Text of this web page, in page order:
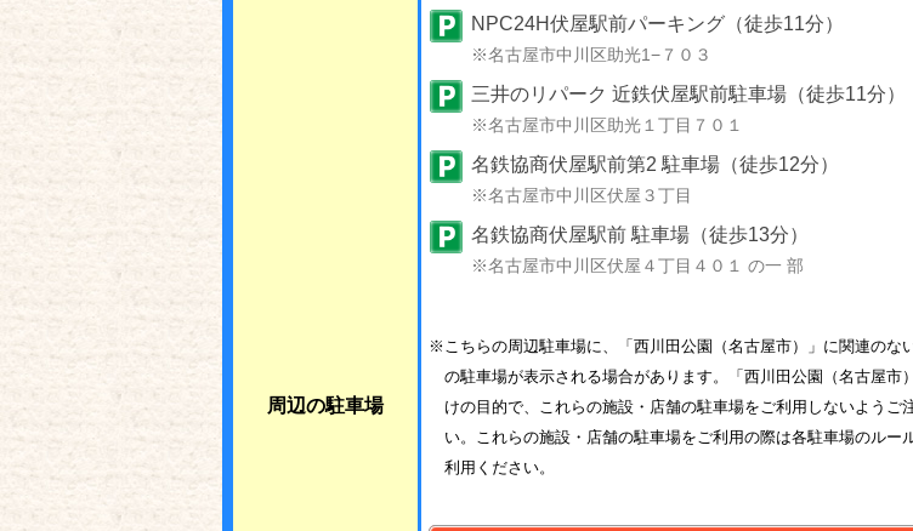
周辺の駐車場
NPC24H伏屋駅前パーキング（徒歩11分）
※名古屋市中川区助光1−７０３
三井のリパーク 近鉄伏屋駅前駐車場（徒歩11分）
※名古屋市中川区助光１丁目７０１
名鉄協商伏屋駅前第2 駐車場（徒歩12分）
※名古屋市中川区伏屋３丁目
名鉄協商伏屋駅前 駐車場（徒歩13分）
※名古屋市中川区伏屋４丁目４０１ の一 部
※こちらの周辺駐車場に、「西川田公園（名古屋市）」に関連のな
の駐車場が表示される場合があります。「西川田公園（名古屋市
けの目的で、これらの施設・店舗の駐車場をご利用しないようご
い。これらの施設・店舗の駐車場をご利用の際は各駐車場のルー
利用ください。